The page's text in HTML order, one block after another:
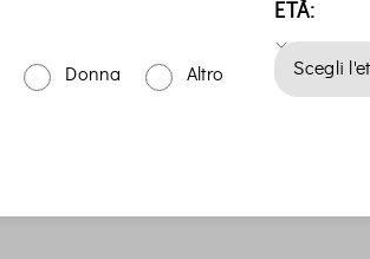
Donna Altro
ETÀ: